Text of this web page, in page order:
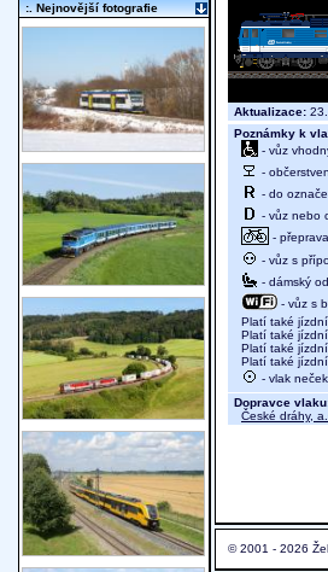
Aktualizace:
Poznámky k
- vůz
-
- do
- vůz nebo
-
- vůz s
- dámský
- vůz s
Platí také
Platí také jízdní
Platí také
Platí také
- vlak
Dopravce
České dráhy,
© 2001 - 2026
:. Nejnovější fotografie